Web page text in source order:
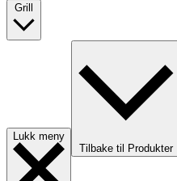
Lukk meny
Tilbake til Produkter